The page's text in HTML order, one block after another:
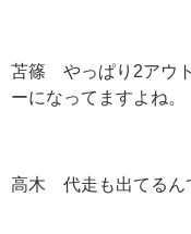
苫篠 やっぱり2アウ
ーになってますよね。
高木 代走も出てるん